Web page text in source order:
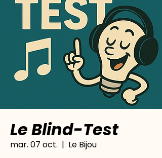
Le Blind-Test
mar. 07 oct.
  |
Le Bijou